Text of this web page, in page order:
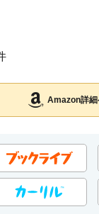
Amazon詳細